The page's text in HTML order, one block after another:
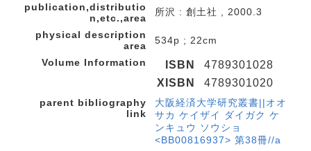
publication,distributio
n,etc.,area
所沢 : 創土社 , 2000.3
physical description
area
534p ; 22cm
Volume Information
ISBN
4789301028
XISBN
4789301020
parent bibliography
link
大阪経済大学研究叢書||オオ
サカ ケイザイ ダイガク ケ
ンキュウ ソウショ
<BB00816937> 第38冊//a